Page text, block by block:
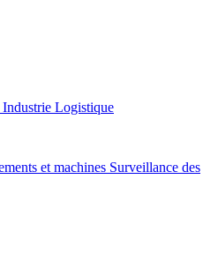
Industrie Logistique
et machines Surveillance des